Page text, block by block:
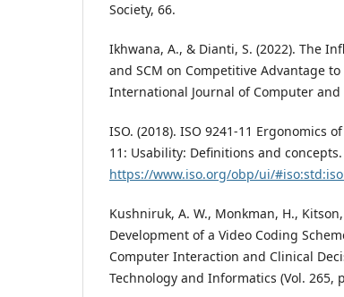
Society, 66.
Ikhwana, A., & Dianti, S. (2022). The
and SCM on Competitive Advantage
International Journal of Computer and
ISO. (2018). ISO 9241-11
11: Usability: Definitions and
https://www.iso.org/obp/ui/
Kushniruk, A. W., Monkman, H.,
Development of a Video Coding
Computer Interaction and Clinical
Technology and Informatics (Vol. 265,